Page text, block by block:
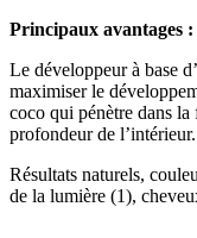
Principaux avantages :
Le développeur à base
maximiser le
coco qui pénètre dans
profondeur de l’intérieur.
Résultats naturels,
de la lumière (1),